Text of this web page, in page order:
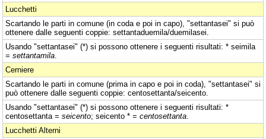
Lucchetti
Scartando le parti in comune (in coda e poi in capo), "settantasei" si può
ottenere dalle seguenti coppie: settantaduemila/duemilasei.
Usando "settantasei" (*) si possono ottenere i seguenti risultati: * seimila
= settantamila
Cerniere
Scartando le parti in comune (prima in capo e poi in coda), "settantasei" si
può ottenere dalle seguenti coppie: centosettanta/seicento.
Usando "settantasei" (*) si possono ottenere i seguenti risultati: *
centosettanta = seicento; seicento * = centosettanta
Lucchetti Alterni